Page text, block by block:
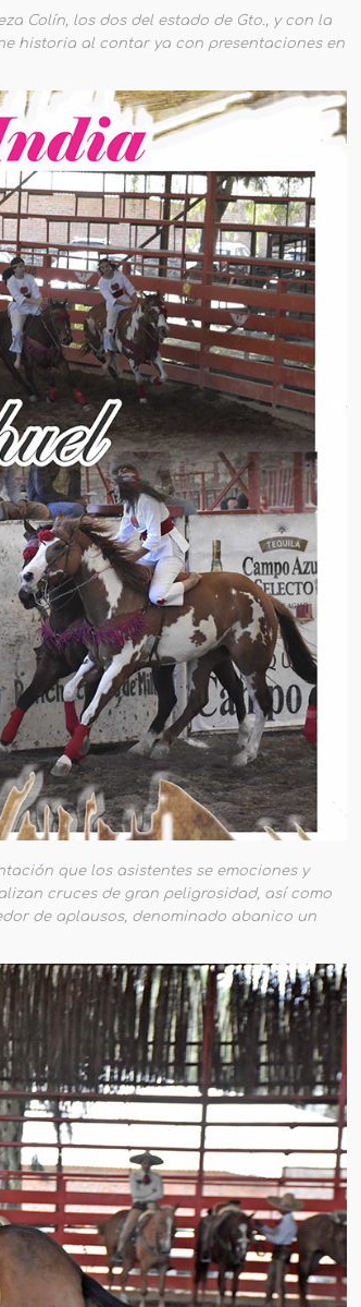
Colín, los dos del estado de Gto., y con la
historia al contar ya con presentaciones en
que los asistentes se emociones y
cruces de gran peligrosidad, así como
de aplausos, denominado abanico un